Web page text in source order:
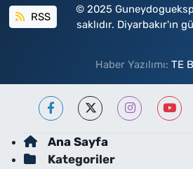
RSS
© 2025
saklıdır. Diyarbakır'ın
Haber Yazılımı: TE
Ana Sayfa
Kategoriler